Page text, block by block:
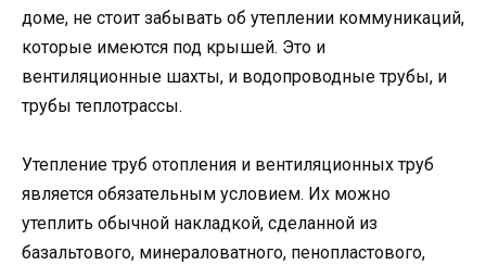
доме, не стоит забывать об утеплении коммуникаций,
которые имеются под крышей. Это и
вентиляционные шахты, и водопроводные трубы, и
трубы теплотрассы.
Утепление труб отопления и вентиляционных труб
является обязательным условием. Их можно
утеплить обычной накладкой, сделанной из
базальтового, минераловатного, пенопластового,